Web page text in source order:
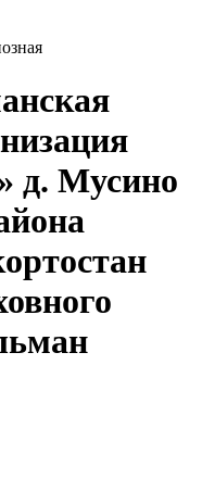
д. Мусино